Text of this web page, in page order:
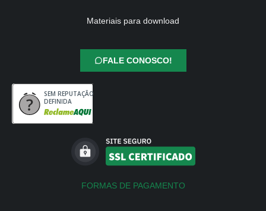
Materiais para download
FALE CONOSCO!
SEM REPUTAÇÃO
DEFINIDA
FORMAS DE PAGAMENTO